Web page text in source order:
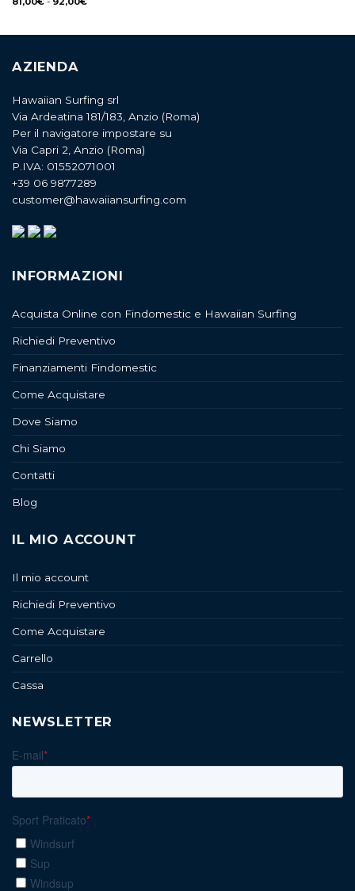
AZIENDA
Hawaiian Surfing srl
Via Ardeatina 181/183, Anzio (Roma)
Per il navigatore impostare su
Via Capri 2, Anzio (Roma)
P.IVA: 01552071001
+39 06 9877289
customer@hawaiiansurfing.com
INFORMAZIONI
Acquista Online con Findomestic e Hawaiian Surfing
Richiedi Preventivo
Finanziamenti Findomestic
Come Acquistare
Dove Siamo
Chi Siamo
Contatti
Blog
IL MIO ACCOUNT
Il mio account
Richiedi Preventivo
Come Acquistare
Carrello
Cassa
NEWSLETTER